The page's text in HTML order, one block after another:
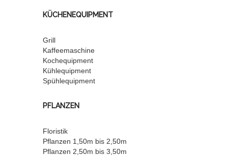
KÜCHENEQUIPMENT
Grill
Kaffeemaschine
Kochequipment
Kühlequipment
Spühlequipment
PFLANZEN
Floristik
Pflanzen 1,50m bis 2,50m
Pflanzen 2,50m bis 3,50m